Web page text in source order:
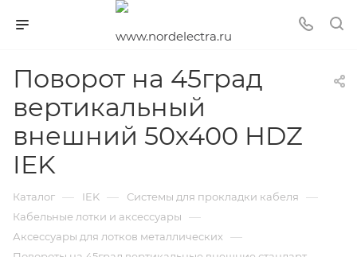
Поворот на 45град
вертикальный
внешний 50х400 HDZ
IEK
Каталог — IEK — Системы для прокладки кабеля —
Кабельные лотки и аксессуары —
Аксессуары для лотков металлических —